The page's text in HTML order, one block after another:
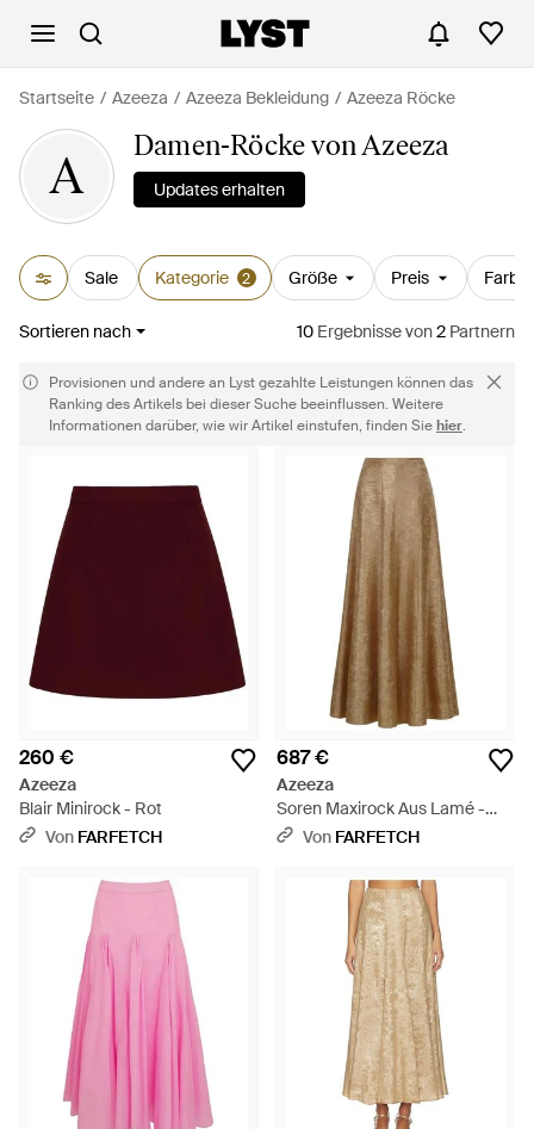
Startseite Azeeza Azeeza Bekleidung Azeeza Röcke
A
Damen-Röcke von Azeeza
Updates erhalten
Sale Kategorie 2 Größe Preis Farbe
Sortieren nach 10 Ergebnissevon2 Partnern
Provisionen und andere an Lyst gezahlte Leistungen können das
Ranking des Artikels bei dieser Suche beeinflussen. Weitere
Informationen darüber, wie wir Artikel einstufen, finden Siehier.
260 €
Azeeza
Blair Minirock - Rot
Von FARFETCH
687 €
Azeeza
Soren Maxirock Aus Lamé -
Natur
Von FARFETCH